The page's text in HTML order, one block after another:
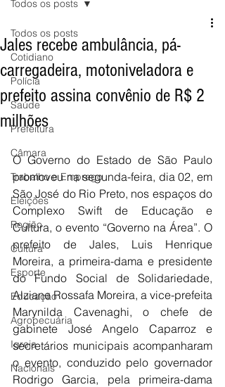
Todos os posts
Cotidiano
Polícia
Saúde
Prefeitura
Câmara
Trabalho e Emprego
Eleições
Região
Cultura
Esporte
Educação
Agropecuária
Igreja
Nacionais
Todos os posts
Jales recebe ambulância, pá-
carregadeira, motoniveladora e
prefeito assina convênio de R$ 2
milhões
O Governo do Estado de São Paulo
promoveu na segunda-feira, dia 02, em
São José do Rio Preto, nos espaços do
Complexo Swift de Educação e
Cultura, o evento “Governo na Área”. O
prefeito de Jales, Luis Henrique
Moreira, a primeira-dama e presidente
do Fundo Social de Solidariedade,
Alziane Rossafa Moreira, a vice-prefeita
Marynilda Cavenaghi, o chefe de
gabinete José Angelo Caparroz e
secretários municipais acompanharam
o evento, conduzido pelo governador
Rodrigo Garcia, pela primeira-dama